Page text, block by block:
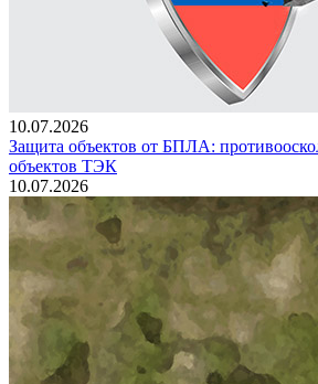
10.07.2026
Защита объектов от БПЛА:
объектов ТЭК
10.07.2026